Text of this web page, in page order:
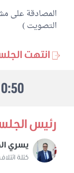
المصادقة على
التصويت )
غير منتمين
كتلة
انتهت
رئيس
يسري
كتلة